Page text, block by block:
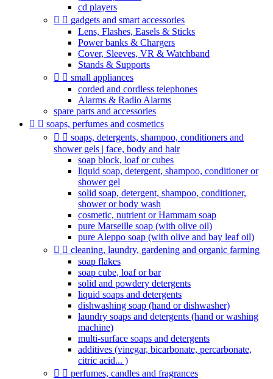
cd players
  gadgets and smart accessories
Lens, Flashes, Easels & Sticks
Power banks & Chargers
Cover, Sleeves, VR & Watchband
Stands & Supports
  small appliances
corded and cordless telephones
Alarms & Radio Alarms
spare parts and accessories
  soaps, perfumes and cosmetics
  soaps, detergents, shampoo, conditioners and
shower gels | face, body and hair
soap block, loaf or cubes
liquid soap, detergent, shampoo, conditioner or
shower gel
solid soap, detergent, shampoo, conditioner,
shower or body wash
cosmetic, nutrient or Hammam soap
pure Marseille soap (with olive oil)
pure Aleppo soap (with olive and bay leaf oil)
  cleaning, laundry, gardening and organic farming
soap flakes
soap cube, loaf or bar
solid and powdery detergents
liquid soaps and detergents
dishwashing soap (hand or dishwasher)
laundry soaps and detergents (hand or washing
machine)
multi-surface soaps and detergents
additives (vinegar, bicarbonate, percarbonate,
citric acid... )
  perfumes, candles and fragrances